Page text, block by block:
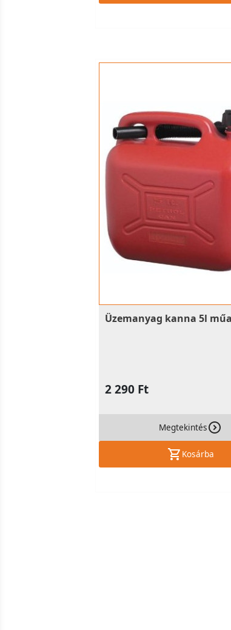
Üzemanyag kanna 5l
2 290 Ft
Megtekintés
Kosárba